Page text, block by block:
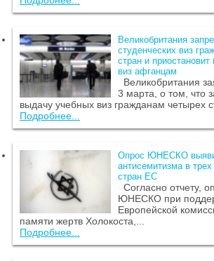
Великобритания
студенческих виз
стран и
виз афганцам
Великобритания
3 марта, о том, что
выдачу учебных виз гражданам четырех
Подробнее...
Опрос ЮНЕСКО
антисемитизма в
стран ЕС
Согласно отчету,
ЮНЕСКО при
Европейской
памяти жертв Холокоста,...
Подробнее...